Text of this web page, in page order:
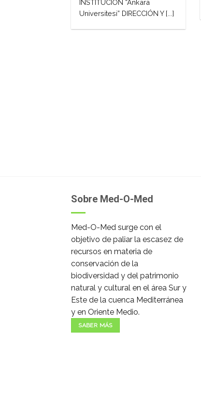
INSTITUCIÓN “Ankara
Universitesi” DIRECCIÓN Y [...]
Sobre Med-O-Med
Med-O-Med surge con el
objetivo de paliar la escasez de
recursos en materia de
conservación de la
biodiversidad y del patrimonio
natural y cultural en el área Sur y
Este de la cuenca Mediterránea
y en Oriente Medio.
SABER MÁS